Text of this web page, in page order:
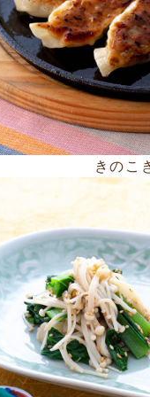
きのこ